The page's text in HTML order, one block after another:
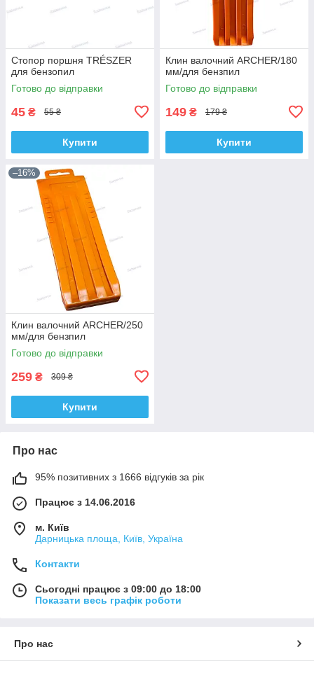
Стопор поршня TRÉSZER
для бензопил
Готово до відправки
45 ₴ 55 ₴
Купити
Клин валочний ARCHER/180
мм/для бензпил
Готово до відправки
149 ₴ 179 ₴
Купити
–16%
Клин валочний ARCHER/250
мм/для бензпил
Готово до відправки
259 ₴ 309 ₴
Купити
Про нас
95% позитивних з 1666 відгуків за рік
Працює з 14.06.2016
м. Київ
Дарницька площа, Київ, Україна
Контакти
Сьогодні працює з 09:00 до 18:00
Показати весь графік роботи
Про нас